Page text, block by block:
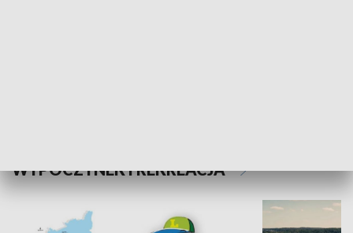
WYPOCZYNEK I REKREACJA